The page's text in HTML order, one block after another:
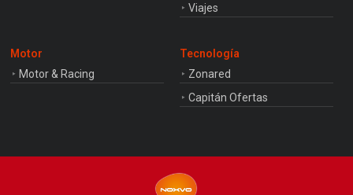
Viajes
Motor
Motor & Racing
Tecnología
Zonared
Capitán Ofertas